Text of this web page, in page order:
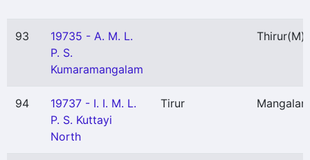
93
19735 - A. M. L.
P. S.
Kumaramangalam
Thirur(M)
94
19737 - I. I. M. L.
P. S. Kuttayi
North
Tirur Mangalam